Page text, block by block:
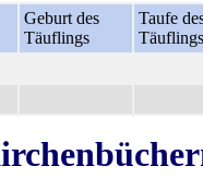
Geburt des
Täuflings
Taufe
Täuflings